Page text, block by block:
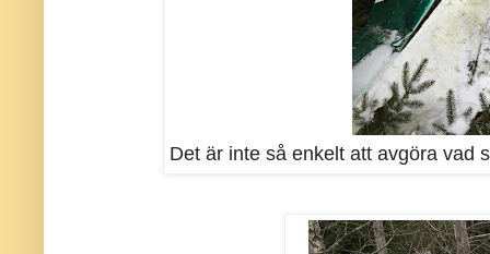
Det är inte så enkelt att avgöra vad